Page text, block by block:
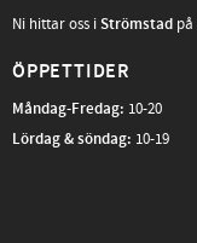
Ni hittar oss iStrömstad på
ÖPPETTIDER
Måndag-Fredag: 10-20
Lördag & söndag: 10-19